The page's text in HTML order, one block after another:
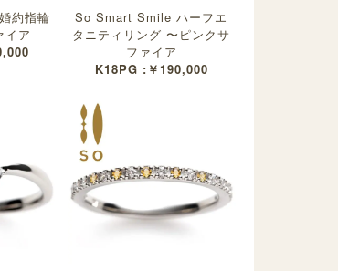
約指輪
イア
So Smart Smile ハーフエ
タニティリング 〜ピンクサ
ファイア
K18PG :￥190,000